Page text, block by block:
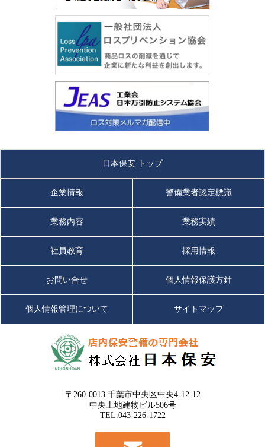
日本保安 トップ
企業情報 警備業者認定標識
業務内容 業務実績
社員教育 採用情報
お問い合せ 個人情報保護方針
個人情報管理について サイトマップ
〒260-0013 千葉市中央区中央4-12-12
中央土地建物ビル506号
TEL.043-226-1722